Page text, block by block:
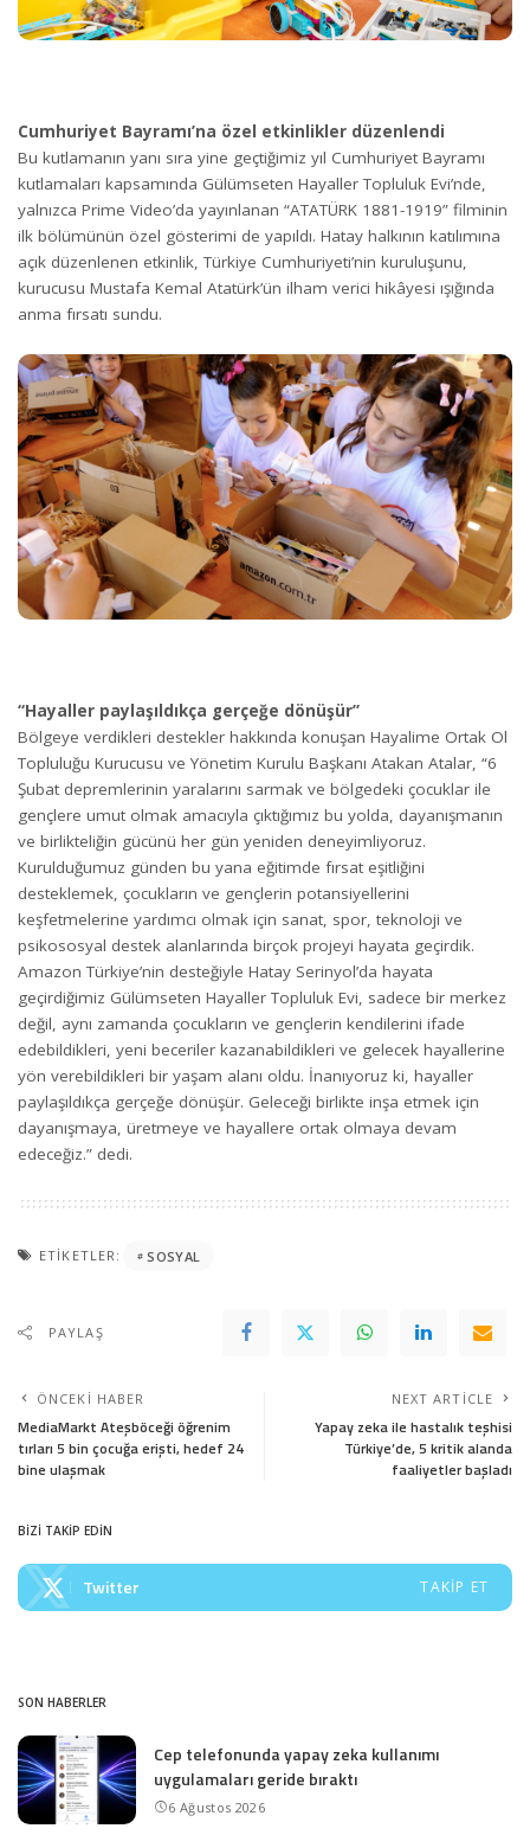
Cumhuriyet Bayramı’na özel etkinlikler düzenlendi
Bu kutlamanın yanı sıra yine geçtiğimiz yıl Cumhuriyet Bayramı
kutlamaları kapsamında Gülümseten Hayaller Topluluk Evi’nde,
yalnızca Prime Video’da yayınlanan “ATATÜRK 1881-1919” filminin
ilk bölümünün özel gösterimi de yapıldı. Hatay halkının katılımına
açık düzenlenen etkinlik, Türkiye Cumhuriyeti’nin kuruluşunu,
kurucusu Mustafa Kemal Atatürk’ün ilham verici hikâyesi ışığında
anma fırsatı sundu.
“Hayaller paylaşıldıkça gerçeğe dönüşür”
Bölgeye verdikleri destekler hakkında konuşan Hayalime Ortak Ol
Topluluğu Kurucusu ve Yönetim Kurulu Başkanı Atakan Atalar, “6
Şubat depremlerinin yaralarını sarmak ve bölgedeki çocuklar ile
gençlere umut olmak amacıyla çıktığımız bu yolda, dayanışmanın
ve birlikteliğin gücünü her gün yeniden deneyimliyoruz.
Kurulduğumuz günden bu yana eğitimde fırsat eşitliğini
desteklemek, çocukların ve gençlerin potansiyellerini
keşfetmelerine yardımcı olmak için sanat, spor, teknoloji ve
psikososyal destek alanlarında birçok projeyi hayata geçirdik.
Amazon Türkiye’nin desteğiyle Hatay Serinyol’da hayata
geçirdiğimiz Gülümseten Hayaller Topluluk Evi, sadece bir merkez
değil, aynı zamanda çocukların ve gençlerin kendilerini ifade
edebildikleri, yeni beceriler kazanabildikleri ve gelecek hayallerine
yön verebildikleri bir yaşam alanı oldu. İnanıyoruz ki, hayaller
paylaşıldıkça gerçeğe dönüşür. Geleceği birlikte inşa etmek için
dayanışmaya, üretmeye ve hayallere ortak olmaya devam
edeceğiz.” dedi.
ETIKETLER: SOSYAL
PAYLAŞ
ÖNCEKI HABER
MediaMarkt Ateşböceği öğrenim
tırları 5 bin çocuğa erişti, hedef 24
bine ulaşmak
NEXT ARTICLE
Yapay zeka ile hastalık teşhisi
Türkiye’de, 5 kritik alanda
faaliyetler başladı
BİZİ TAKİP EDİN
Twitter TAKIP ET
SON HABERLER
Cep telefonunda yapay zeka kullanımı
uygulamaları geride bıraktı
6 Ağustos 2026